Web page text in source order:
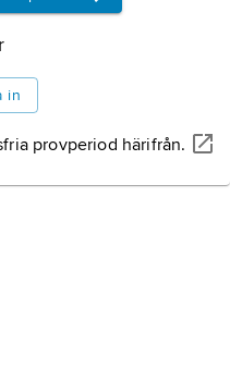
in
provperiod härifrån.